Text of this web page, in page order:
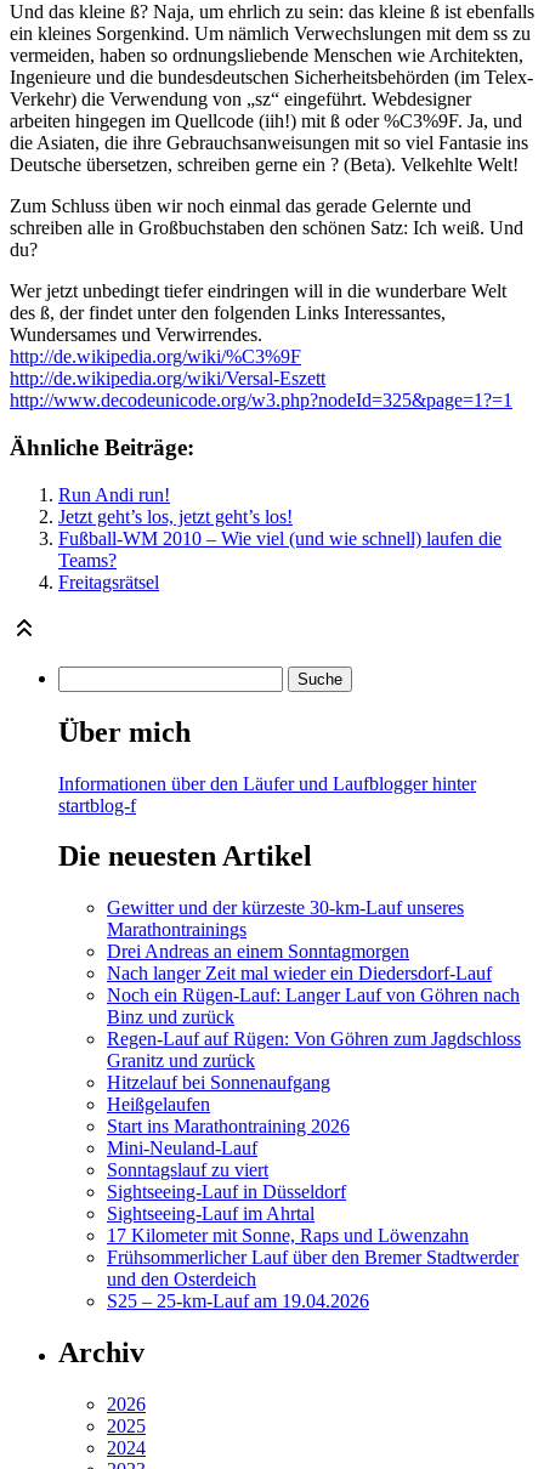
Und das kleine ß? Naja, um ehrlich zu sein: das kleine ß ist ebenfalls
ein kleines Sorgenkind. Um nämlich Verwechslungen mit dem ss zu
vermeiden, haben so ordnungsliebende Menschen wie Architekten,
Ingenieure und die bundesdeutschen Sicherheitsbehörden (im Telex-
Verkehr) die Verwendung von „sz“ eingeführt. Webdesigner
arbeiten hingegen im Quellcode (iih!) mit ß oder %C3%9F. Ja, und
die Asiaten, die ihre Gebrauchsanweisungen mit so viel Fantasie ins
Deutsche übersetzen, schreiben gerne ein ? (Beta). Velkehlte Welt!
Zum Schluss üben wir noch einmal das gerade Gelernte und
schreiben alle in Großbuchstaben den schönen Satz: Ich weiß. Und
du?
Wer jetzt unbedingt tiefer eindringen will in die wunderbare Welt
des ß, der findet unter den folgenden Links Interessantes,
Wundersames und Verwirrendes.
http://de.wikipedia.org/wiki/%C3%9F
http://de.wikipedia.org/wiki/Versal-Eszett
http://www.decodeunicode.org/w3.php?nodeId=325&page=1?=1
Ähnliche Beiträge:
Run Andi run!
Jetzt geht’s los, jetzt geht’s los!
Fußball-WM 2010 – Wie viel (und wie schnell) laufen die
Teams?
Freitagsrätsel
Über mich
Informationen über den Läufer und Laufblogger hinter
startblog-f
Die neuesten Artikel
Gewitter und der kürzeste 30-km-Lauf unseres
Marathontrainings
Drei Andreas an einem Sonntagmorgen
Nach langer Zeit mal wieder ein Diedersdorf-Lauf
Noch ein Rügen-Lauf: Langer Lauf von Göhren nach
Binz und zurück
Regen-Lauf auf Rügen: Von Göhren zum Jagdschloss
Granitz und zurück
Hitzelauf bei Sonnenaufgang
Heißgelaufen
Start ins Marathontraining 2026
Mini-Neuland-Lauf
Sonntagslauf zu viert
Sightseeing-Lauf in Düsseldorf
Sightseeing-Lauf im Ahrtal
17 Kilometer mit Sonne, Raps und Löwenzahn
Frühsommerlicher Lauf über den Bremer Stadtwerder
und den Osterdeich
S25 – 25-km-Lauf am 19.04.2026
Archiv
2026
2025
2024